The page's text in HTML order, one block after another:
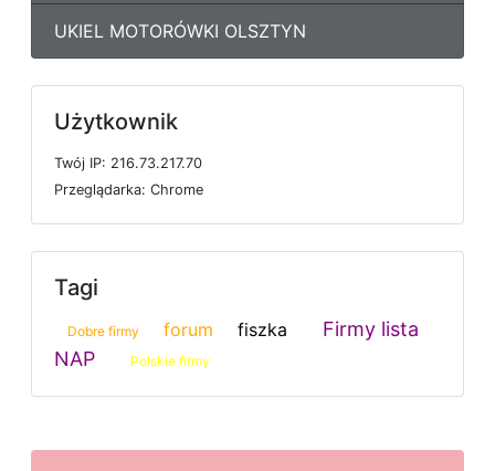
UKIEL MOTORÓWKI OLSZTYN
Użytkownik
Twój IP: 216.73.217.70
Przeglądarka: Chrome
Tagi
Dobre firmy forum fiszka
Firmy lista
NAP
Polskie firmy